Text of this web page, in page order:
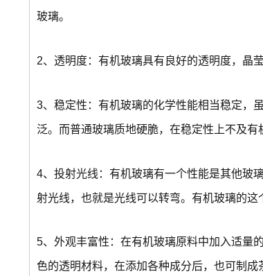
玻璃。
2、透明度：有机玻璃具有良好的透明度，晶莹
3、稳定性：有机玻璃的化学性能相当稳定，
泛。而普通玻璃质地硬脆，在稳定性上不及有
4、投射光线：有机玻璃有一个性能是其他玻
射光线，也就是光线可以转弯。有机玻璃的这
5、外观丰富性：在有机玻璃原料中加入适量
色的透明材料，在添加各种成分后，也可制成